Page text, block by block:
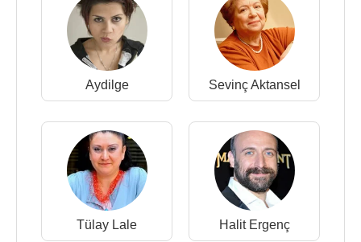
Aydilge Sevinç Aktansel
Tülay Lale Halit Ergenç